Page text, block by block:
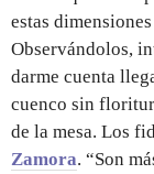
estas
Observándolos,
darme cuenta
cuenco sin
de la mesa. Los
Zamora. “Son